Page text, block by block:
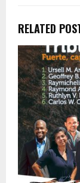
RELATED